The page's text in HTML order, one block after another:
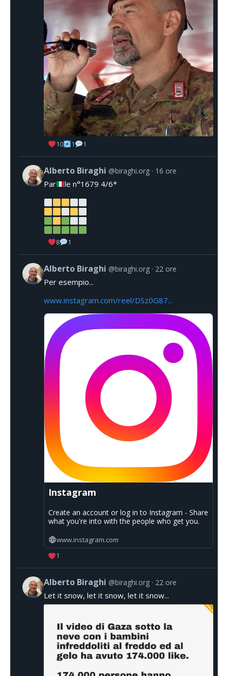
10 1 1
Alberto Biraghi @biraghi.org 16 ore
Par le n°1679 4/6*
8 1
Alberto Biraghi @biraghi.org 22 ore
Per esempio...
www.instagram.com/reel/DSz0G87...
Instagram
Create an account or log in to Instagram - Share
what you're into with the people who get you.
www.instagram.com
1
Alberto Biraghi @biraghi.org 22 ore
Let it snow, let it snow, let it snow...